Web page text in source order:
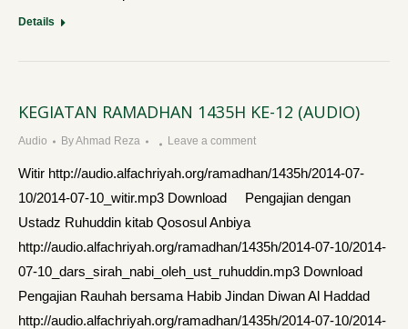
Details
KEGIATAN RAMADHAN 1435H KE-12 (AUDIO)
Audio ByAhmad Reza Leave a comment
Witir http://audio.alfachriyah.org/ramadhan/1435h/2014-07-
10/2014-07-10_witir.mp3 Download Pengajian dengan
Ustadz Ruhuddin kitab Qososul Anbiya
http://audio.alfachriyah.org/ramadhan/1435h/2014-07-10/2014-
07-10_dars_sirah_nabi_oleh_ust_ruhuddin.mp3 Download
Pengajian Rauhah bersama Habib Jindan Diwan Al Haddad
http://audio.alfachriyah.org/ramadhan/1435h/2014-07-10/2014-